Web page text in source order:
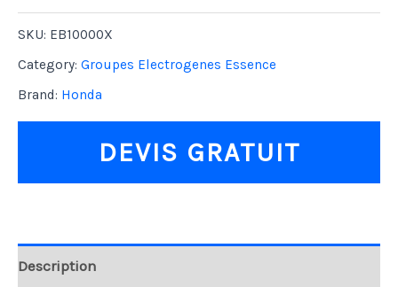
SKU: EB10000X
Category: Groupes Electrogenes Essence
Brand: Honda
DEVIS GRATUIT
Description